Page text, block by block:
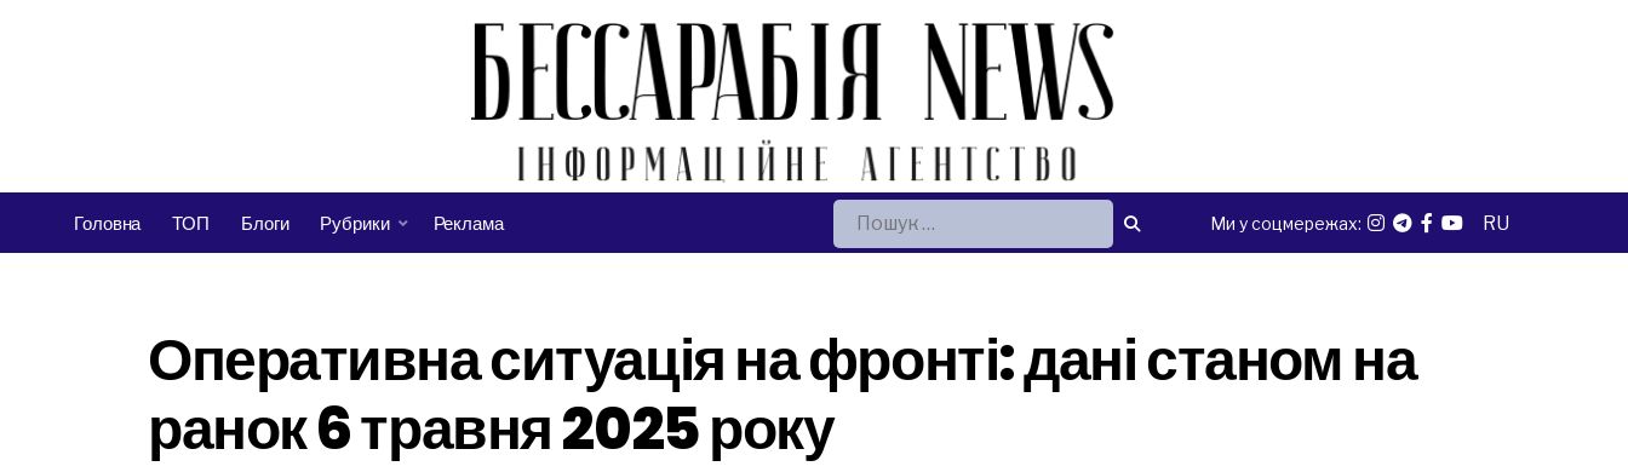
Головна ТОП Блоги Рубрики Реклама Пошук: Ми у соцмережах: RU
Оперативна ситуація на фронті: дані станом на
ранок 6 травня 2025 року